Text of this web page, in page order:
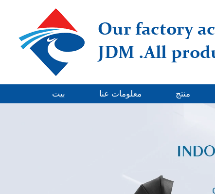
بيت معلومات عنا منتج